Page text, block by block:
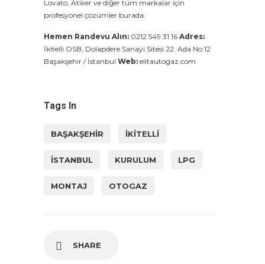
Lovato, Atiker ve diğer tüm markalar için
profesyonel çözümler burada.
Hemen Randevu Alın: 0212 549 31 16 Adres:
İkitelli OSB, Dolapdere Sanayi Sitesi 22. Ada No:12
Başakşehir / İstanbul Web: elitautogaz.com
Tags In
BAŞAKŞEHIR IKITELLI
ISTANBUL KURULUM LPG
MONTAJ OTOGAZ
SHARE